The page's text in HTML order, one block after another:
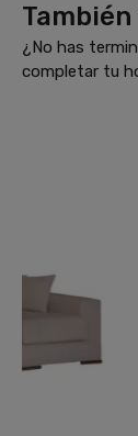
¿No has
completar tu